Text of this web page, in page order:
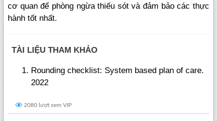
cơ quan để phòng ngừa thiếu sót và đảm bảo các thực
hành tốt nhất.
TÀI LIỆU THAM KHẢO
Rounding checklist: System based plan of care.
2022
2080 lượt xem VIP